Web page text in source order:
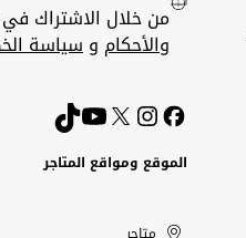
من خلال الاشتراك في
والأحكام وسياسة
الموقع ومواقع المتاجر
United
Kuwait
الإمارات
الكويت